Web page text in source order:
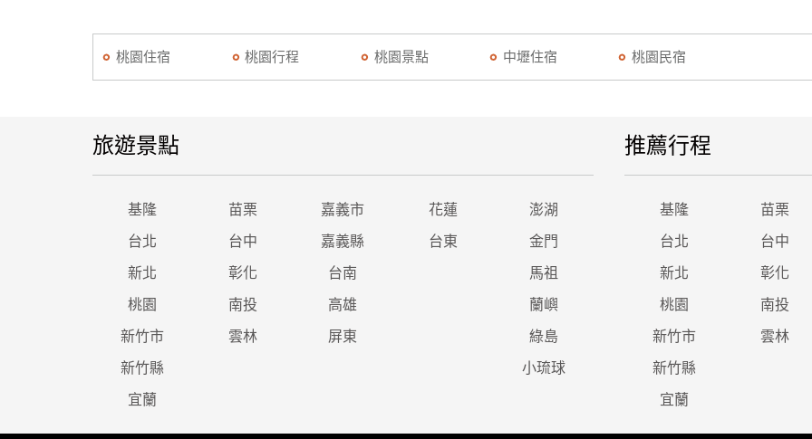
桃園住宿 桃園行程 桃園景點 中壢住宿 桃園民宿
旅遊景點
基隆 苗栗 嘉義市 花蓮 澎湖
台北 台中 嘉義縣 台東 金門
新北 彰化 台南 馬祖
桃園 南投 高雄 蘭嶼
新竹市 雲林 屏東 綠島
新竹縣 小琉球
宜蘭
推薦行程
基隆 苗栗
台北 台中
新北 彰化
桃園 南投
新竹市 雲林
新竹縣
宜蘭